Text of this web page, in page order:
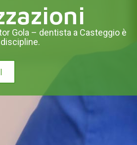
Gola – dentista a Casteggio è